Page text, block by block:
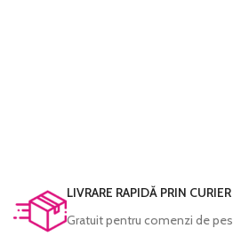
LIVRARE RAPIDĂ PRIN CURIER
Gratuit pentru comenzi de